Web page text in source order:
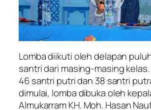
Lomba diikuti oleh delapan
santri dari masing-masing
46 santri putri dan 38 santri
dimulai, lomba dibuka oleh
Almukarram KH. Moh. Hasan